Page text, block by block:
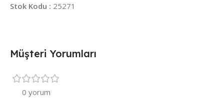
Stok Kodu : 25271
Müşteri Yorumları
0 yorum